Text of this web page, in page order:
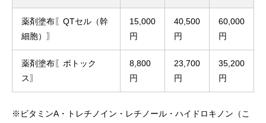
薬剤塗布〖QTセル（幹
細胞）〗
15,000
円
40,500
円
60,000
円
薬剤塗布〖ボトック
ス〗
8,800
円
23,700
円
35,200
円
※ビタミンA・トレチノイン・レチノール・ハイドロキノン（こ